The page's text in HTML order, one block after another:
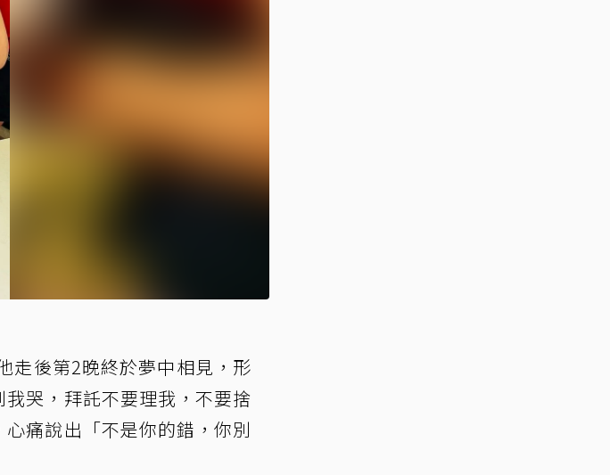
走後第2晚終於夢中相見，形
哭，拜託不要理我，不要捨
痛說出「不是你的錯，你別